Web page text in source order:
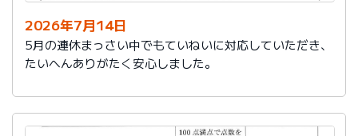
2026年7月14日
5月の連休まっさい中でもていねいに対応していただき、
たいへんありがたく安心しました。